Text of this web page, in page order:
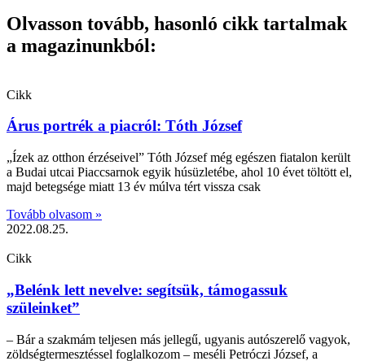
Olvasson tovább, hasonló cikk tartalmak
a magazinunkból:
Cikk
Árus portrék a piacról: Tóth József
„Ízek az otthon érzéseivel” Tóth József még egészen fiatalon került
a Budai utcai Piaccsarnok egyik húsüzletébe, ahol 10 évet töltött el,
majd betegsége miatt 13 év múlva tért vissza csak
Tovább olvasom »
2022.08.25.
Cikk
„Belénk lett nevelve: segítsük, támogassuk
szüleinket”
– Bár a szakmám teljesen más jellegű, ugyanis autószerelő vagyok,
zöldségtermesztéssel foglalkozom – meséli Petróczi József, a